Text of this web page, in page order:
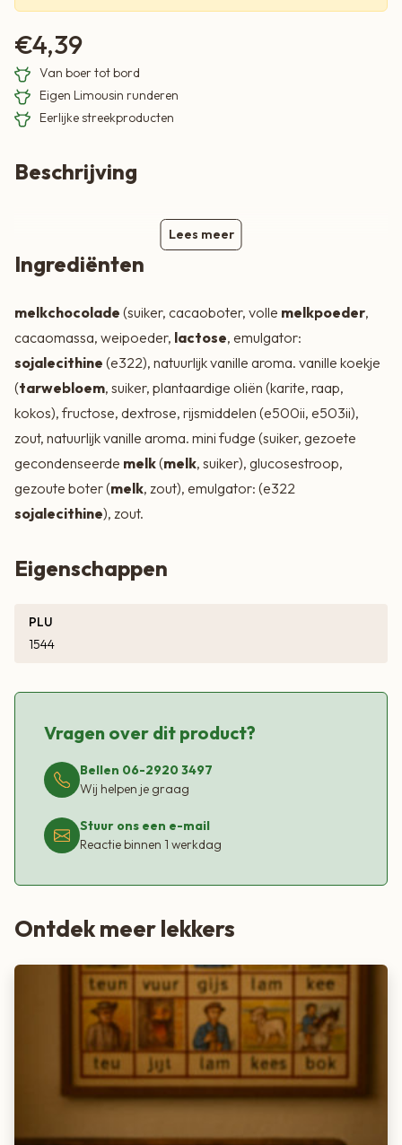
€4,39
Van boer tot bord
Eigen Limousin runderen
Eerlijke streekproducten
Beschrijving
Lees meer
Ingrediënten
melkchocolade (suiker, cacaoboter, volle melkpoeder,
cacaomassa, weipoeder, lactose, emulgator:
sojalecithine (e322), natuurlijk vanille aroma. vanille koekje
(tarwebloem, suiker, plantaardige oliën (karite, raap,
kokos), fructose, dextrose, rijsmiddelen (e500ii, e503ii),
zout, natuurlijk vanille aroma. mini fudge (suiker, gezoete
gecondenseerde melk(melk, suiker), glucosestroop,
gezoute boter (melk, zout), emulgator: (e322
sojalecithine), zout.
Eigenschappen
PLU
1544
Vragen over dit product?
Bellen 06-2920 3497
Wij helpen je graag
Stuur ons een e-mail
Reactie binnen 1 werkdag
Ontdek meer lekkers